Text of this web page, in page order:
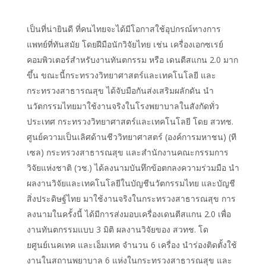
เป็นที่น่ายินดี ที่คนไทยจะได้มีโอกาสใช้อุปกรณ์ทางการ
แพทย์ที่ทันสมัย โดยฝีมือนักวิจัยไทย เช่น เครื่องเอกซเรย์
คอมพิวเตอร์สำหรับงานทันตกรรม หรือ เดนตีสแกน 2.0 มาก
ขึ้น ขณะนี้กระทรวงวิทยาศาสตร์และเทคโนโลยี และ
กระทรวงสาธารณสุข ได้จับมือกันส่งเสริมผลักดัน นำ
นวัตกรรมไทยมาใช้งานจริงในโรงพยาบาลในสังกัดทั่ว
ประเทศ กระทรวงวิทยาศาสตร์และเทคโนโลยี โดย สวทช.
ศูนย์ความเป็นเลิศด้านชีววิทยาศาสตร์ (องค์การมหาชน) (ที
เซล) กระทรวงสาธารณสุข และสำนักงานคณะกรรมการ
วิจัยแห่งชาติ (วช.) ได้ลงนามบันทึกข้อตกลงความร่วมมือ นำ
ผลงานวิจัยและเทคโนโลยีในบัญชีนวัตกรรมไทย และบัญชี
สิ่งประดิษฐ์ไทย มาใช้งานจริงในกระทรวงสาธารณสุข การ
ลงนามในครั้งนี้ ได้มีการส่งมอบเครื่องเดนตีสแกน 2.0 เพื่อ
งานทันตกรรมแบบ 3 มิติ ผลงานวิจัยของ สวทช. โด
ยศูนย์เนคเทค และเอ็มเทค จำนวน 6 เครื่อง นำร่องติดตั้งใช้
งานในสถานพยาบาล 6 แห่งในกระทรวงสาธารณสุข และ